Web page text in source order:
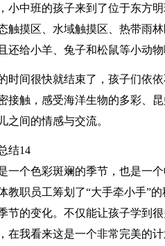
小中班的孩子来到了位于东方
触摸区、水域触摸区、热带雨
还给小羊、兔子和松鼠等小动
时间很快就结束了，孩子们依
接触，感受海洋生物的多彩、
之间的情感与交流。
结14
一个色彩斑斓的季节，也是一
教职员工筹划了“大手牵小手”
节的变化。不仅能让孩子学到
在我看来这是一个非常完美的